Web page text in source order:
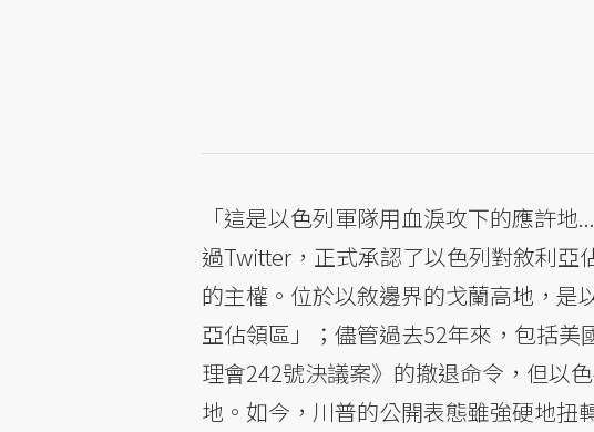
「這是以色列軍隊用血淚攻下的應許
過Twitter，正式承認了以色列對敘利
的主權。位於以敘邊界的戈蘭高地，是
亞佔領區」；儘管過去52年來，包括
理會242號決議案》的撤退命令，但以
地。如今，川普的公開表態雖強硬地扭